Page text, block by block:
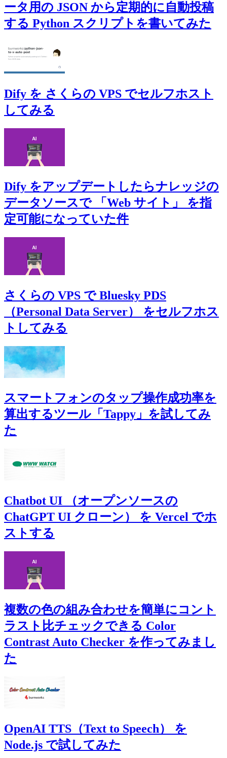
ータ用の JSON から定期的に自動投稿
する Python スクリプトを書いてみた
Dify を さくらの VPS でセルフホスト
してみる
Dify をアップデートしたらナレッジの
データソースで 「Web サイト」 を指
定可能になっていた件
さくらの VPS で Bluesky PDS
（Personal Data Server） をセルフホス
トしてみる
スマートフォンのタップ操作成功率を
算出するツール「Tappy」を試してみ
た
Chatbot UI （オープンソースの
ChatGPT UI クローン） を Vercel でホ
ストする
複数の色の組み合わせを簡単にコント
ラスト比チェックできる Color
Contrast Auto Checker を作ってみまし
た
OpenAI TTS（Text to Speech） を
Node.js で試してみた